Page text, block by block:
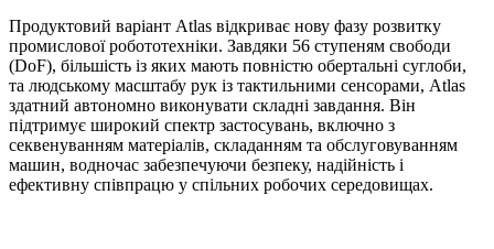
Продуктовий варіант Atlas відкриває нову фазу розвитку
промислової робототехніки. Завдяки 56 ступеням свободи
(DoF), більшість із яких мають повністю обертальні суглоби,
та людському масштабу рук із тактильними сенсорами, Atlas
здатний автономно виконувати складні завдання. Він
підтримує широкий спектр застосувань, включно з
секвенуванням матеріалів, складанням та обслуговуванням
машин, водночас забезпечуючи безпеку, надійність і
ефективну співпрацю у спільних робочих середовищах.